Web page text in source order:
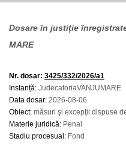
Dosare în justiție
MARE
Nr. dosar: 3425/332/2026/a1
Instanță: JudecatoriaVANJUMARE
Data dosar: 2026-08-06
Obiect: măsuri şi excepţii dispuse
Materie juridică: Penal
Stadiu procesual: Fond